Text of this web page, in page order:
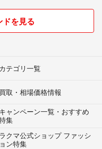
ドを見る
カテゴリ一覧
買取・相場価格情報
キャンペーン一覧・おすすめ
集
ラクマ公式ショップ ファッシ
ョン特集